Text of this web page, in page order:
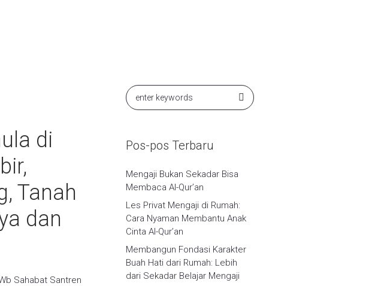
di
Tanah
dan
Sahabat Santren
Pos-pos Terbaru
Mengaji Bukan Sekadar Bisa
Membaca Al-Qur’an
Les Privat Mengaji di Rumah:
Cara Nyaman Membantu Anak
Cinta Al-Qur’an
Membangun Fondasi Karakter
Buah Hati dari Rumah: Lebih
dari Sekadar Belajar Mengaji